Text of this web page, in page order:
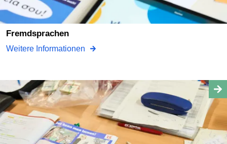
Fremdsprachen
Weitere Informationen